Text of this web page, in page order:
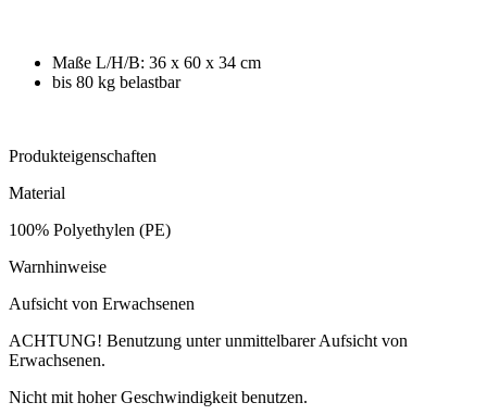
Maße L/H/B: 36 x 60 x 34 cm
bis 80 kg belastbar
Produkteigenschaften
Material
100% Polyethylen (PE)
Warnhinweise
Aufsicht von Erwachsenen
ACHTUNG! Benutzung unter unmittelbarer Aufsicht von
Erwachsenen.
Nicht mit hoher Geschwindigkeit benutzen.